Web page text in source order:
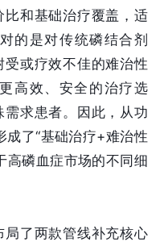
和基础治疗覆盖，适
的是对传统磷结合剂
受或疗效不佳的难治性
高效、安全的治疗选
求患者。因此，从功
了“基础治疗+难治性
高磷血症市场的不同细
了两款管线补充核心